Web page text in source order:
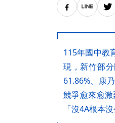
115年國中教
現，新竹部
61.86%、康
競爭愈來愈
「沒4A根本